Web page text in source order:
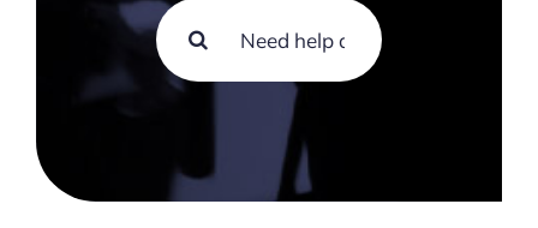
Search
for: